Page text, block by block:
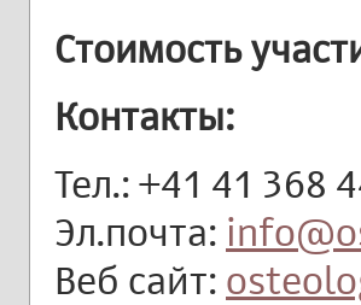
Стоимость
Контакты:
Тел.: +41 41 368
Эл.почта:
Веб сайт: